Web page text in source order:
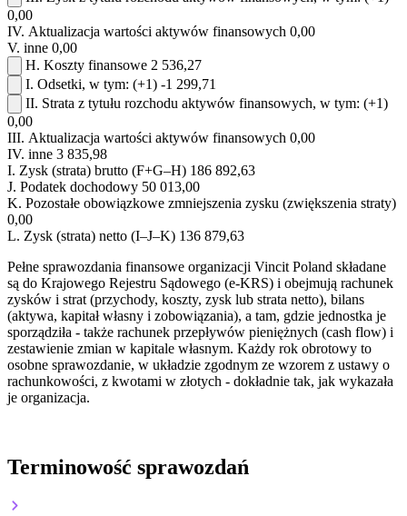
0,00
IV. Aktualizacja wartości aktywów finansowych 0,00
V. inne 0,00
H. Koszty finansowe 2 536,27
I. Odsetki, w tym: (+1) -1 299,71
II. Strata z tytułu rozchodu aktywów finansowych, w tym: (+1)
0,00
III. Aktualizacja wartości aktywów finansowych 0,00
IV. inne 3 835,98
I. Zysk (strata) brutto (F+G–H) 186 892,63
J. Podatek dochodowy 50 013,00
K. Pozostałe obowiązkowe zmniejszenia zysku (zwiększenia straty)
0,00
L. Zysk (strata) netto (I–J–K) 136 879,63
Pełne sprawozdania finansowe organizacji Vincit Poland składane
są do Krajowego Rejestru Sądowego (e-KRS) i obejmują rachunek
zysków i strat (przychody, koszty, zysk lub strata netto), bilans
(aktywa, kapitał własny i zobowiązania), a tam, gdzie jednostka je
sporządziła - także rachunek przepływów pieniężnych (cash flow) i
zestawienie zmian w kapitale własnym. Każdy rok obrotowy to
osobne sprawozdanie, w układzie zgodnym ze wzorem z ustawy o
rachunkowości, z kwotami w złotych - dokładnie tak, jak wykazała
je organizacja.
Terminowość sprawozdań